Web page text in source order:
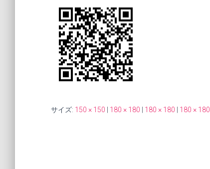
サイズ: 150 × 150 180 × 180 180 × 180 180 × 180